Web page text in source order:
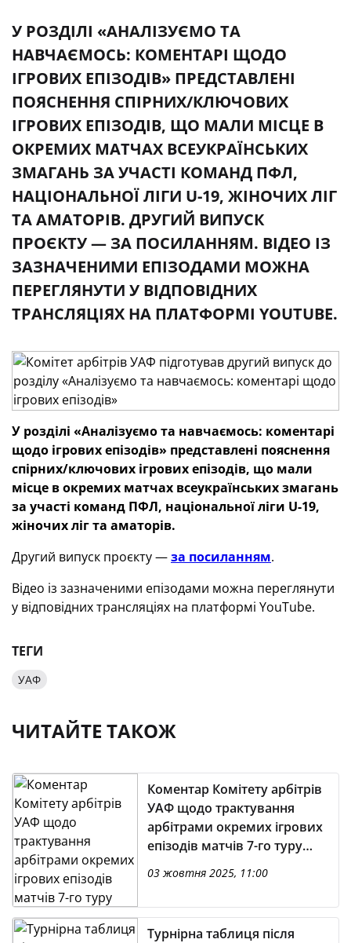
У РОЗДІЛІ «АНАЛІЗУЄМО ТА
НАВЧАЄМОСЬ: КОМЕНТАРІ ЩОДО
ІГРОВИХ ЕПІЗОДІВ» ПРЕДСТАВЛЕНІ
ПОЯСНЕННЯ СПІРНИХ/КЛЮЧОВИХ
ІГРОВИХ ЕПІЗОДІВ, ЩО МАЛИ МІСЦЕ В
ОКРЕМИХ МАТЧАХ ВСЕУКРАЇНСЬКИХ
ЗМАГАНЬ ЗА УЧАСТІ КОМАНД ПФЛ,
НАЦІОНАЛЬНОЇ ЛІГИ U-19, ЖІНОЧИХ ЛІГ
ТА АМАТОРІВ. ДРУГИЙ ВИПУСК
ПРОЄКТУ — ЗА ПОСИЛАННЯМ. ВІДЕО ІЗ
ЗАЗНАЧЕНИМИ ЕПІЗОДАМИ МОЖНА
ПЕРЕГЛЯНУТИ У ВІДПОВІДНИХ
ТРАНСЛЯЦІЯХ НА ПЛАТФОРМІ YOUTUBE.
У розділі «Аналізуємо та навчаємось: коментарі
щодо ігрових епізодів» представлені пояснення
спірних/ключових ігрових епізодів, що мали
місце в окремих матчах всеукраїнських змагань
за участі команд ПФЛ, національної ліги U-19,
жіночих ліг та аматорів.
Другий випуск проєкту —за посиланням.
Відео із зазначеними епізодами можна переглянути
у відповідних трансляціях на платформі YouTube.
ТЕГИ
УАФ
ЧИТАЙТЕ ТАКОЖ
Коментар Комітету арбітрів
УАФ щодо трактування
арбітрами окремих ігрових
епізодів матчів 7-го туру
Ліги-2025/2026
03 жовтня 2025, 11:00
Турнірна таблиця після